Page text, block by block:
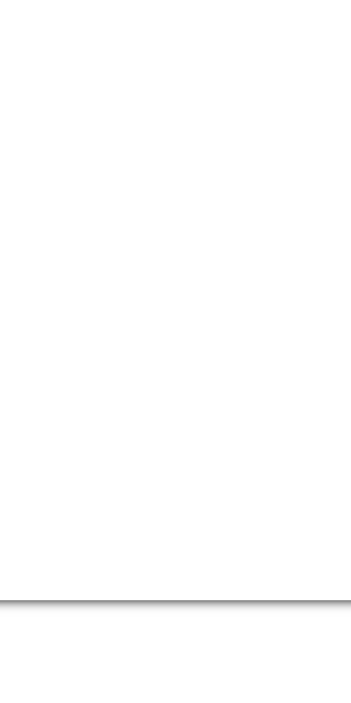
alebo neaktuálne údaje, nahláste zmenu na
PhD.